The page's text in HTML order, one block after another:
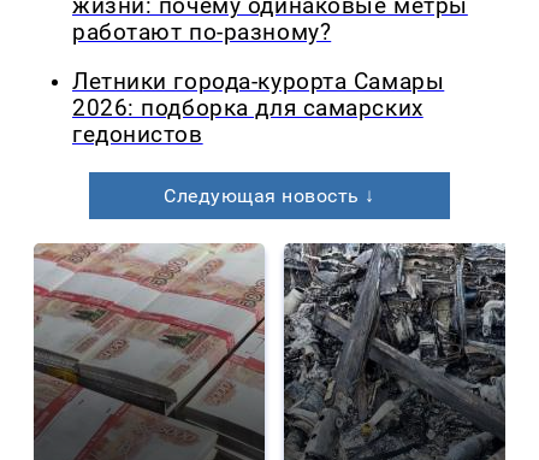
жизни: почему одинаковые метры
работают по-разному?
Летники города-курорта Самары
2026: подборка для самарских
гедонистов
Следующая новость ↓